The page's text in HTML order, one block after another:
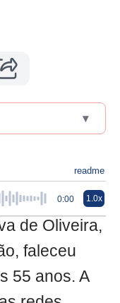
▾
readme
0:00 1.0x
de Oliveira,
faleceu
55 anos. A